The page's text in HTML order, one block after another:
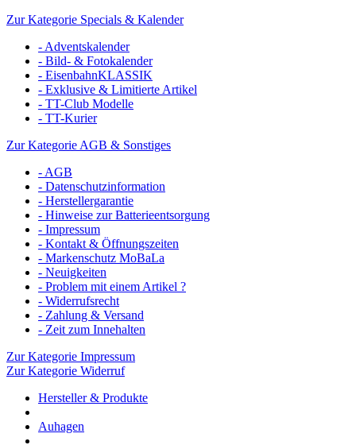
Zur Kategorie Specials & Kalender
- Adventskalender
- Bild- & Fotokalender
- EisenbahnKLASSIK
- Exklusive & Limitierte Artikel
- TT-Club Modelle
- TT-Kurier
Zur Kategorie AGB & Sonstiges
- AGB
- Datenschutzinformation
- Herstellergarantie
- Hinweise zur Batterieentsorgung
- Impressum
- Kontakt & Öffnungszeiten
- Markenschutz MoBaLa
- Neuigkeiten
- Problem mit einem Artikel ?
- Widerrufsrecht
- Zahlung & Versand
- Zeit zum Innehalten
Zur Kategorie Impressum
Zur Kategorie Widerruf
Hersteller & Produkte
Auhagen